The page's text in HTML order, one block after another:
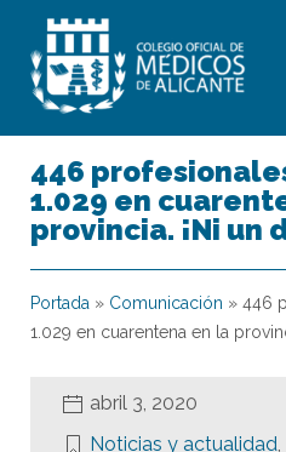
446
1.029 en
provincia. ¡Ni un
Portada » Comunicación » 446
1.029 en cuarentena en la
abril 3, 2020
Noticias y actualidad,